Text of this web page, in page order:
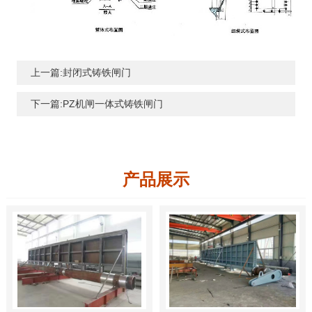
上一篇:封闭式铸铁闸门
下一篇:PZ机闸一体式铸铁闸门
产品展示